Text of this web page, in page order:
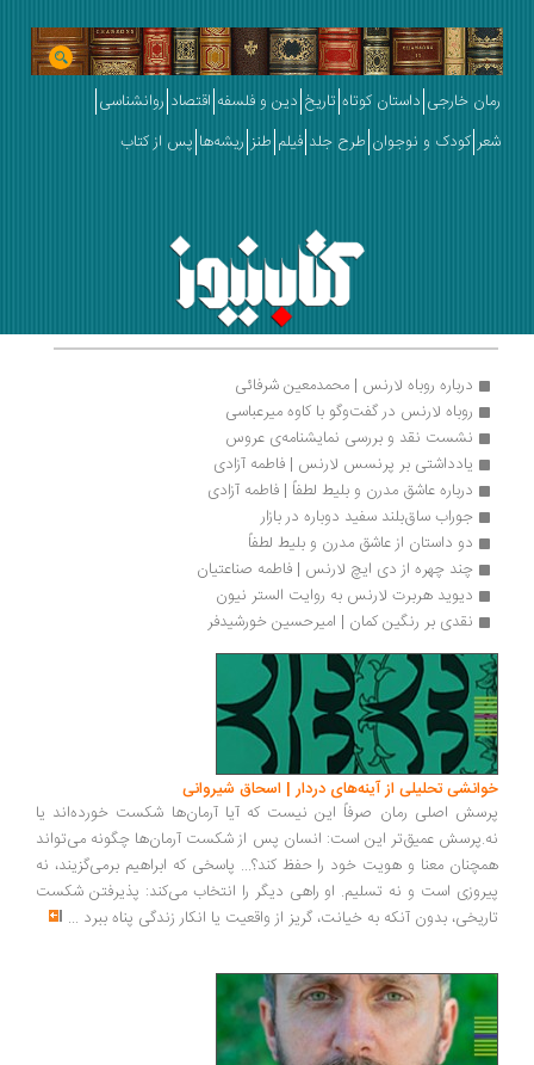
رمان خارجی داستان کوتاه تاریخ دین و فلسفه اقتصاد روانشناسی
شعر کودک و نوجوان طرح جلد فیلم طنز ریشه‌ها پس از کتاب
درباره روباه لارنس | محمدمعین شرفائی
روباه لارنس در گفت‌وگو با کاوه میرعباسی
نشست نقد و بررسی نمایشنامه‌ی عروس
یادداشتی بر پرنسس لارنس | فاطمه آزادی
درباره عاشق مدرن و بلیط لطفاً | فاطمه آزادی
جوراب ساق‌بلند سفید دوباره در بازار
دو داستان از عاشق مدرن و بلیط لطفاً
چند چهره از دی ایچ لارنس | فاطمه صناعتیان
دیوید هربرت لارنس به روایت الستر نیون
نقدی بر رنگین کمان | امیرحسین خورشیدفر
خوانشی تحلیلی از آینه‌های دردار | اسحاق شیروانی
پرسش اصلی رمان صرفاً این نیست که آیا آرمان‌ها شکست خورده‌اند یا
نه.پرسش عمیق‌تر این است: انسان پس از شکست آرمان‌ها چگونه می‌تواند
همچنان معنا و هویت خود را حفظ کند؟... پاسخی که ابراهیم برمی‌گزیند، نه
پیروزی است و نه تسلیم. او راهی دیگر را انتخاب می‌کند: پذیرفتن شکست
تاریخی، بدون آنکه به خیانت، گریز از واقعیت یا انکار زندگی پناه ببرد ...